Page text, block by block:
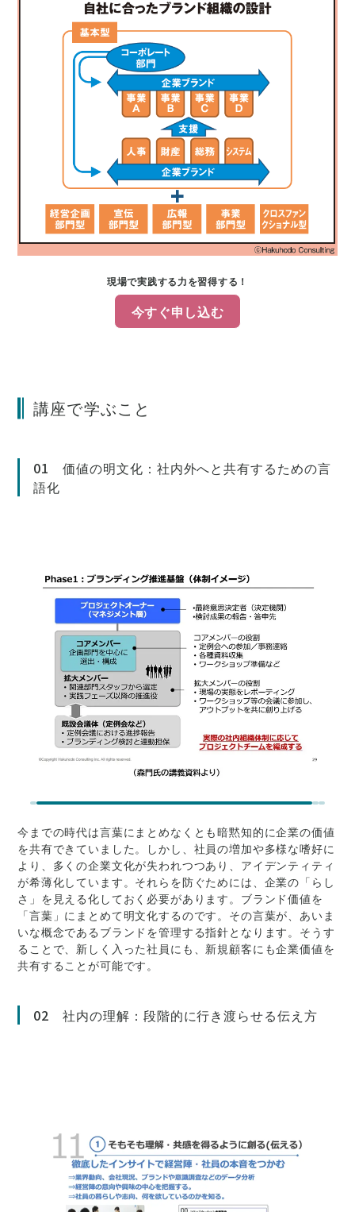
現場で実践する力を習得する！
今すぐ申し込む
講座で学ぶこと
01 価値の明文化：社内外へと共有するための言
語化
今までの時代は言葉にまとめなくとも暗黙知的に企業の価値
を共有できていました。しかし、社員の増加や多様な嗜好に
より、多くの企業文化が失われつつあり、アイデンティティ
が希薄化しています。それらを防ぐためには、企業の「らし
さ」を見える化しておく必要があります。ブランド価値を
「言葉」にまとめて明文化するのです。その言葉が、あいま
いな概念であるブランドを管理する指針となります。そうす
ることで、新しく入った社員にも、新規顧客にも企業価値を
共有することが可能です。
02 社内の理解：段階的に行き渡らせる伝え方